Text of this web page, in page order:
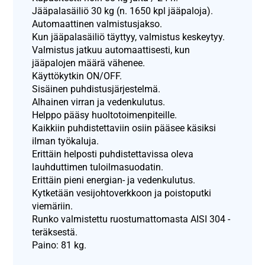
Jääpalasäiliö 30 kg (n. 1650 kpl jääpaloja).
Automaattinen valmistusjakso.
Kun jääpalasäiliö täyttyy, valmistus keskeytyy.
Valmistus jatkuu automaattisesti, kun
jääpalojen määrä vähenee.
Käyttökytkin ON/OFF.
Sisäinen puhdistusjärjestelmä.
Alhainen virran ja vedenkulutus.
Helppo pääsy huoltotoimenpiteille.
Kaikkiin puhdistettaviin osiin pääsee käsiksi
ilman työkaluja.
Erittäin helposti puhdistettavissa oleva
lauhduttimen tuloilmasuodatin.
Erittäin pieni energian- ja vedenkulutus.
Kytketään vesijohtoverkkoon ja poistoputki
viemäriin.
Runko valmistettu ruostumattomasta AISI 304 -
teräksestä.
Paino: 81 kg.